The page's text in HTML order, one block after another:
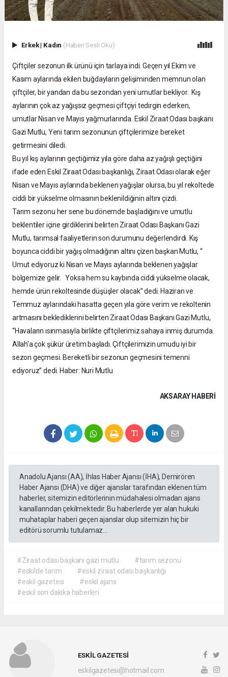
Erkek| Kadın (Haberi Sesli Oku)
Çiftçiler sezonun ilk ürünü için tarlaya indi. Geçen yıl Ekim ve
Kasım aylarında ekilen buğdayların gelişiminden memnun olan
çiftçiler, bir yandan da bu sezondan yeni umutlar bekliyor. Kış
aylarının çok az yağışsız geçmesi çiftçiyi tedirgin ederken,
umutlar Nisan ve Mayıs yağmurlarında. Eskil Ziraat Odası başkanı
Gazi Mutlu, Yeni tarım sezonunun çiftçilerimize bereket
getirmesini diledi.
Bu yıl kış aylarının geçtiğimiz yıla göre daha az yağışlı geçtiğini
ifade eden Eskil Ziraat Odası başkanlığı, Ziraat Odası olarak eğer
Nisan ve Mayıs aylarında beklenen yağışlar olursa, bu yıl rekoltede
ciddi bir yükselme olmasının beklenildiğinin altını çizdi.
Tarım sezonu her sene bu dönemde başladığını ve umutlu
beklentiler içine girdiklerini belirten Ziraat Odası Başkanı Gazi
Mutlu, tarımsal faaliyetlerin son durumunu değerlendirdi. Kış
boyunca ciddi bir yağış olmadığının altını çizen başkan Mutlu, “
Umut ediyoruz ki Nisan ve Mayıs aylarında beklenen yağışlar
bölgemize gelir. Yoksa hem su kaybında ciddi yükselme olacak,
hemde ürün rekoltesinde düşüşler olacak” dedi. Haziran ve
Temmuz aylarındaki hasatta geçen yıla göre verim ve rekoltenin
artmasını beklediklerini belirten Ziraat Odası Başkanı Gazi Mutlu,
“Havaların ısınmasıyla birlikte çiftçilerimiz sahaya inmiş durumda.
Allah'a çok şükür üretim başladı. Çiftçilerimizin umudu iyi bir
sezon geçmesi. Bereketli bir sezonun geçmesini temenni
ediyoruz” dedi. Haber: Nuri Mutlu
AKSARAY HABERİ
Anadolu Ajansı (AA), İhlas Haber Ajansı (İHA), Demirören
Haber Ajansı (DHA) ve diğer ajanslar tarafından eklenen tüm
haberler, sitemizin editörlerinin müdahalesi olmadan ajans
kanallarından çekilmektedir. Bu haberlerde yer alan hukuki
muhataplar haberi geçen ajanslar olup sitemizin hiç bir
editörü sorumlu tutulamaz...
#Ziraat odası başkanı gazi mutlu
#tarım sezonu
#eskilde tarım
#eskil ziraat odası başkanlığı
#eskil gazetesi
#eskil ajans
#eskil son dakika haberleri
ESKİL GAZETESİ
eskilgazetesi@hotmail.com